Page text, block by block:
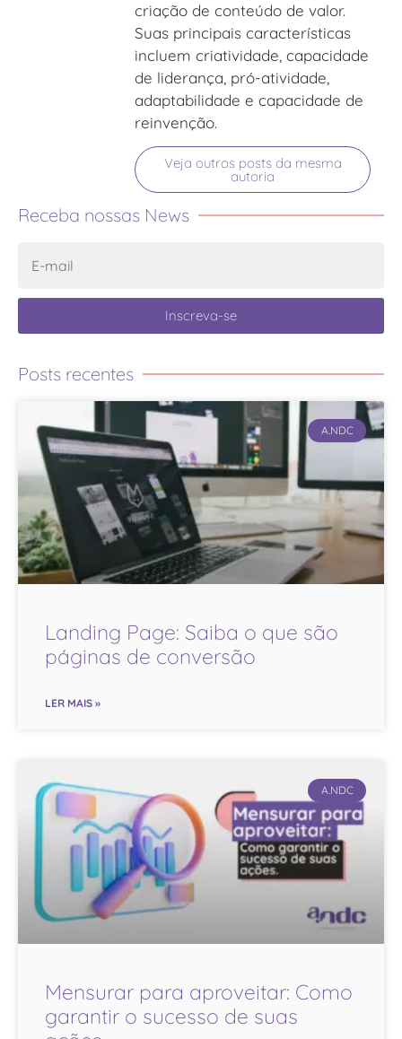
criação de conteúdo de valor.
Suas principais características
incluem criatividade, capacidade
de liderança, pró-atividade,
adaptabilidade e capacidade de
reinvenção.
Veja outros posts da mesma
autoria
Receba nossas News
Inscreva-se
Posts recentes
A.NDC
Landing Page: Saiba o que são
páginas de conversão
LER MAIS »
A.NDC
Mensurar para aproveitar: Como
garantir o sucesso de suas